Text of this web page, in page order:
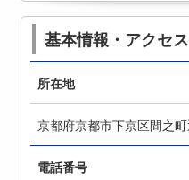
基本情報・アクセ
所在地
京都府京都市下京区間之町
電話番号